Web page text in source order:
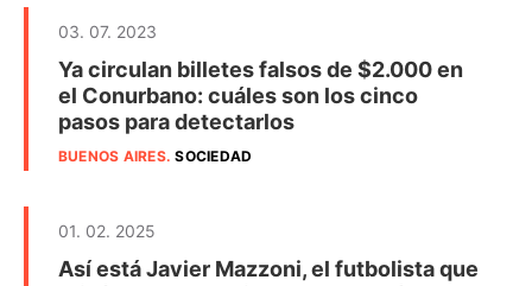
03. 07. 2023
Ya circulan billetes falsos de $2.000 en
el Conurbano: cuáles son los cinco
pasos para detectarlos
BUENOS AIRES.SOCIEDAD
01. 02. 2025
Así está Javier Mazzoni, el futbolista que